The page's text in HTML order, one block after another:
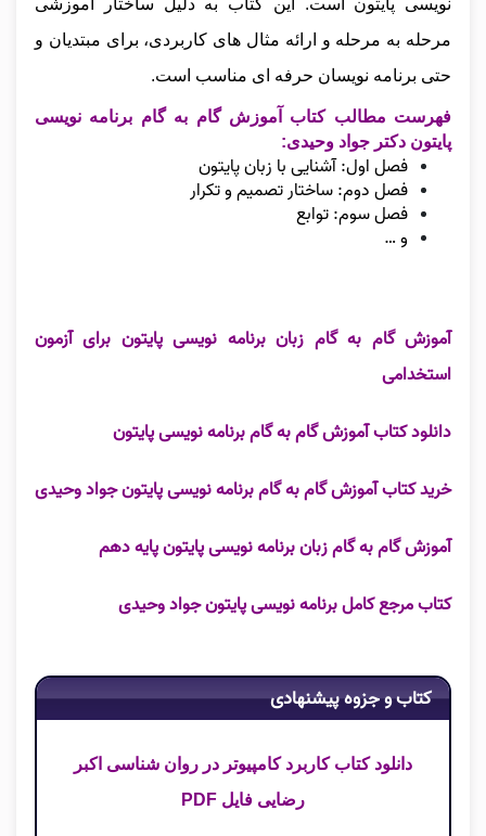
نویسی پایتون است. این کتاب به دلیل ساختار آموزشی
مرحله‌ به‌ مرحله و ارائه مثال‌ های کاربردی، برای مبتدیان و
حتی برنامه‌ نویسان حرفه‌ ای مناسب است.
فهرست مطالب کتاب آموزش گام به گام برنامه نویسی
پایتون دکتر جواد وحیدی:
فصل اول: آشنایی با زبان پایتون
فصل دوم: ساختار تصمیم و تکرار
فصل سوم: توابع
و …
آموزش گام به گام زبان برنامه نویسی پایتون برای آزمون
استخدامی
دانلود کتاب آموزش گام به گام برنامه نویسی پایتون
خرید کتاب آموزش گام به گام برنامه نویسی پایتون جواد وحیدی
آموزش گام به گام زبان برنامه نویسی پایتون پایه دهم
کتاب مرجع کامل برنامه نویسی پایتون جواد وحیدی
کتاب و جزوه پیشنهادی
دانلود کتاب کاربرد کامپیوتر در روان شناسی اکبر
رضایی فایل PDF